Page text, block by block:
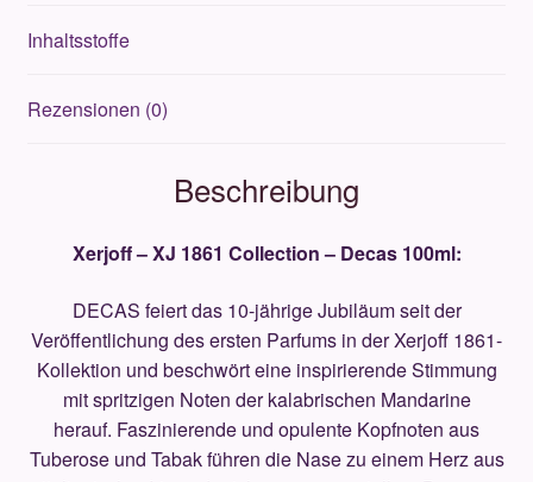
Inhaltsstoffe
Rezensionen (0)
Beschreibung
Xerjoff – XJ 1861 Collection – Decas 100ml:
DECAS feiert das 10-jährige Jubiläum seit der
Veröffentlichung des ersten Parfums in der Xerjoff 1861-
Kollektion und beschwört eine inspirierende Stimmung
mit spritzigen Noten der kalabrischen Mandarine
herauf. Faszinierende und opulente Kopfnoten aus
Tuberose und Tabak führen die Nase zu einem Herz aus